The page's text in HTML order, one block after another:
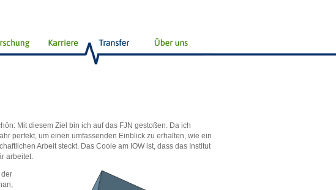
Mit diesem Ziel bin ich auf das FJN gestoßen. Da ich
perfekt, um einen umfassenden Einblick zu erhalten, wie ein
Arbeit steckt. Das Coole am IOW ist, dass das Institut
arbeitet.
der